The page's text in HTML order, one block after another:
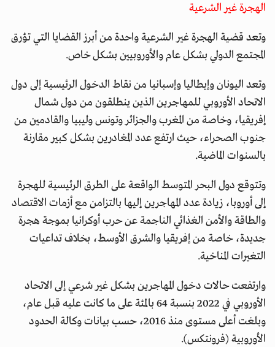
الهجرة غير الشرعية
وتعد قضية الهجرة غير الشرعية واحدة من أبرز القضايا التي تؤرق
المجتمع الدولي بشكل عام والأوروبيين بشكل خاص.
وتعد اليونان وإيطاليا وإسبانيا من نقاط الدخول الرئيسية إلى دول
الاتحاد الأوروبي للمهاجرين الذين ينطلقون من دول شمال
إفريقيا، وخاصة من المغرب والجزائر وتونس وليبيا والقادمين من
جنوب الصحراء، حيث ارتفع عدد المغادرين بشكل كبير مقارنة
بالسنوات الماضية.
وتتوقع دول البحر المتوسط الواقعة على الطرق الرئيسية للهجرة
إلى أوروبا، زيادة عدد المهاجرين إليها بالتزامن مع أزمات الاقتصاد
والطاقة والأمن الغذائي الناجمة عن حرب أوكرانيا بموجة هجرة
جديدة، خاصة من إفريقيا والشرق الأوسط، بخلاف تداعيات
التغيرات المناخية.
وارتفعت حالات دخول المهاجرين بشكل غير شرعي إلى الاتحاد
الأوروبي في 2022 بنسبة 64 بالمئة على ما كانت عليه قبل عام،
وبلغت أعلى مستوى منذ 2016، حسب بيانات وكالة الحدود
الأوروبية (فرونتكس).